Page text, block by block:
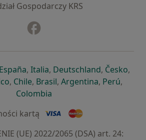
Gospodarczy KRS
w nowej karcie
się w nowej karcie
Españaotwiera się w nowej karcie
, Italiaotwiera się w nowej
, Deutschlandotwiera się
, Česko,
się w nowej karcie
otwiera się w nowej karcie
, Chileotwiera się w nowej karcie
, Brasilotwiera się w nowej
, Argentinaotwiera się
, Perú,
Colombia
kartą
(UE) 2022/2065 (DSA) art. 24: